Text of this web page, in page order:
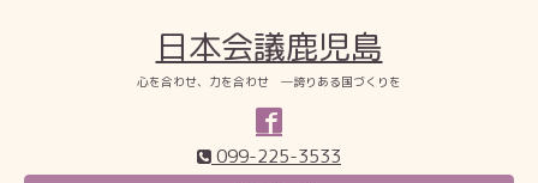
日本会議鹿児島
心を合わせ、力を合わせ ―誇りある国づくりを
099-225-3533